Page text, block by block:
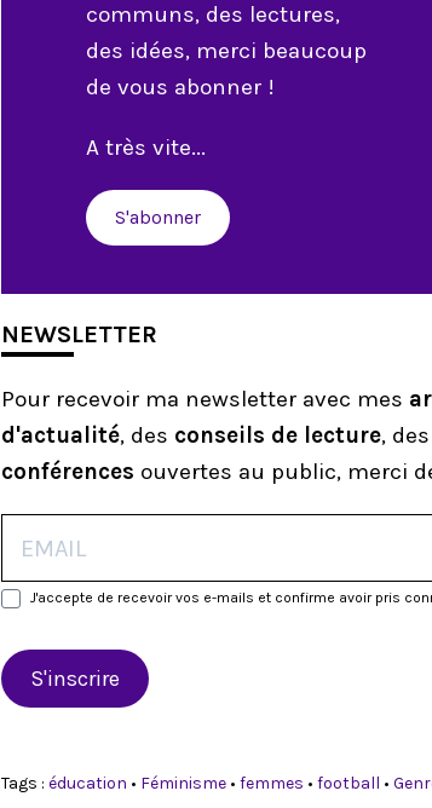
communs, des lectures,
des idées, merci beaucoup
de vous abonner !
A très vite...
S'abonner
NEWSLETTER
Pour recevoir ma newsletter avec mes
d'actualité, des conseils de lecture, des
conférences ouvertes au public, merci
J'accepte de recevoir vos e-mails et confirme avoir pris
S'inscrire
Tags : éducation • Féminisme • femmes • football •